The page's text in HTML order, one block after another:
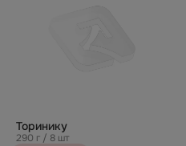
Торинику
290 г / 8 шт